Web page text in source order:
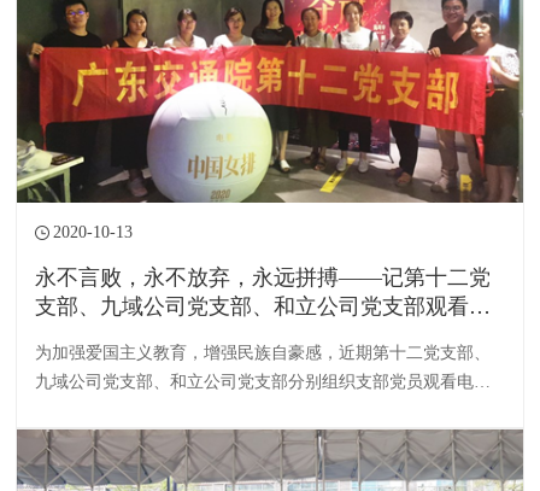
2020-10-13
永不言败，永不放弃，永远拼搏——记第十二党
支部、九域公司党支部、和立公司党支部观看电
为加强爱国主义教育，增强民族自豪感，近期第十二党支部、
九域公司党支部、和立公司党支部分别组织支部党员观看电影